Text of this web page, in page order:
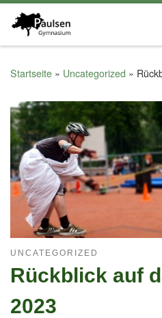
Zum Inhalt springen
Startseite » Uncategorized »
UNCATEGORIZED
Rückblick auf
2023